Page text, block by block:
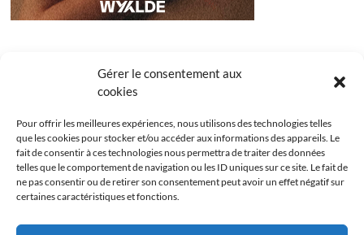
Gérer le consentement aux
cookies
Pour offrir les meilleures expériences, nous utilisons des technologies telles
que les cookies pour stocker et/ou accéder aux informations des appareils. Le
fait de consentir à ces technologies nous permettra de traiter des données
telles que le comportement de navigation ou les ID uniques sur ce site. Le fait de
ne pas consentir ou de retirer son consentement peut avoir un effet négatif sur
certaines caractéristiques et fonctions.